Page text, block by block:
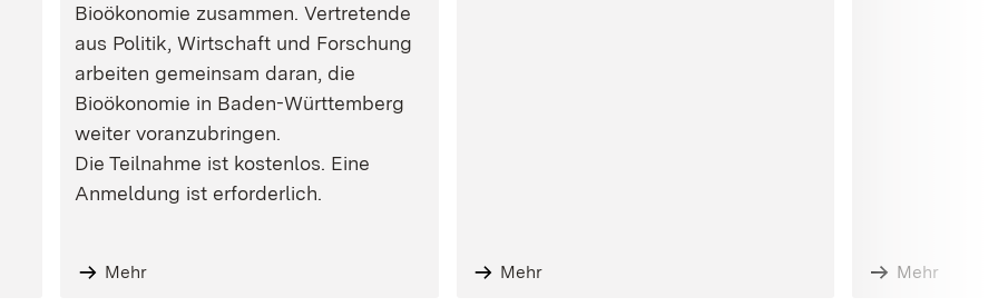
Bioökonomie zusammen. Vertretende
aus Politik, Wirtschaft und Forschung
arbeiten gemeinsam daran, die
Bioökonomie in Baden-Württemberg
weiter voranzubringen.
Die Teilnahme ist kostenlos. Eine
Anmeldung ist erforderlich.
Mehr Mehr Mehr